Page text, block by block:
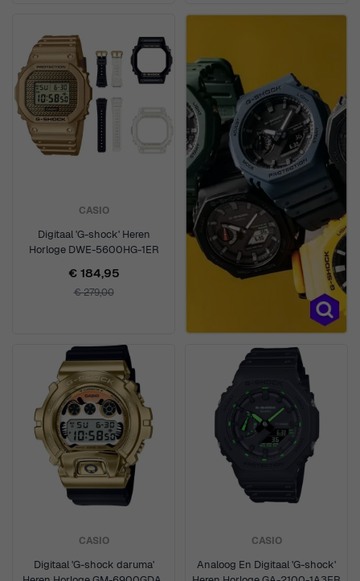
CASIO
Digitaal 'G-shock' Heren
Horloge DWE-5600HG-1ER
€ 184,95
€ 279,00
CASIO
Digitaal 'G-shock daruma'
CASIO
Analoog En Digitaal 'G-shock'